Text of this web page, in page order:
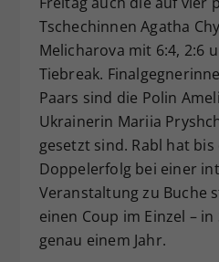
Tschechinnen Agatha
Melicharova mit 6:4, 2:6
Tiebreak.
Paars sind die Polin
Ukrainerin Mariia
gesetzt sind. Rabl hat
Doppelerfolg bei einer
Veranstaltung zu Buche
einen Coup im Einzel –
genau einem Jahr.